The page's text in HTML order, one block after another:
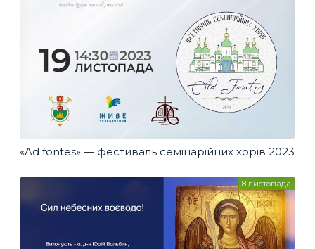
«Ad fontes» — фестиваль семінарійних хорів 2023
8 листопада